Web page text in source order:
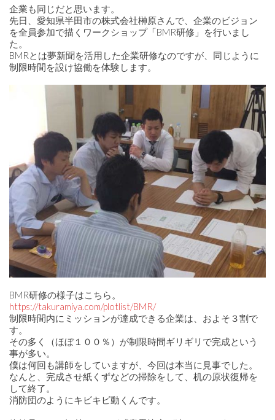
企業も同じだと思います。
先日、愛知県半田市の株式会社榊原さんで、企業のビジョン
を全員参加で描くワークショップ「BMR研修」を行いまし
た。
BMRとは夢新聞を活用した企業研修なのですが、同じように
制限時間を設け協働を体験します。
BMR研修の様子はこちら。
https://takuramiya.com/plotlist/BMR/
制限時間内にミッションが達成できる企業は、およそ３割で
す。
その多く（ほぼ１００％）が制限時間ギリギリで完成という
事が多い。
僕は何回も講師をしていますが、今回は本当に見事でした。
なんと、完成させ紙くずなどの掃除をして、机の原状復帰を
して終了。
消防団のようにキビキビ動くんです。